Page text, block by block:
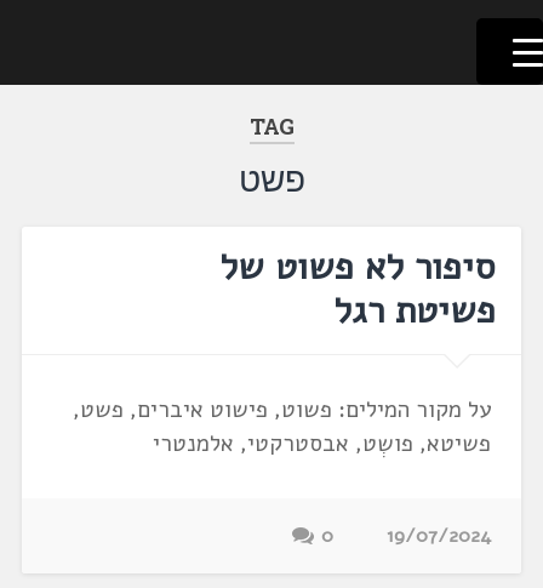
דלג
לתוכן
לשוניאדה
עברית. לשון. שפה
TAG
פשט
סיפור לא פשוט של
פשיטת רגל
על מקור המילים: פשוט, פישוט איברים, פשט,
פשיטא, פושְט, אבסטרקטי, אלמנטרי
19/07/2024
0